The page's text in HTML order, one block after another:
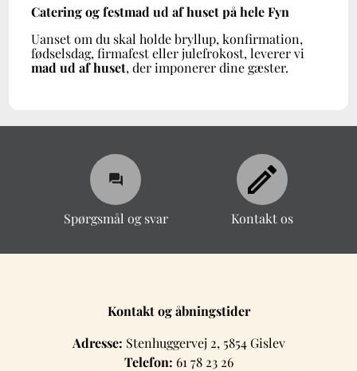
Catering og festmad ud af huset på hele Fyn
Uanset om du skal holde bryllup, konfirmation,
fødselsdag, firmafest eller julefrokost, leverer vi
mad ud af huset, der imponerer dine gæster.
Spørgsmål og svar
Spørgsmål og svar
Kontakt os
Kontakt os
Kontakt og åbningstider
Adresse: Stenhuggervej 2, 5854 Gislev
Telefon: 61 78 23 26